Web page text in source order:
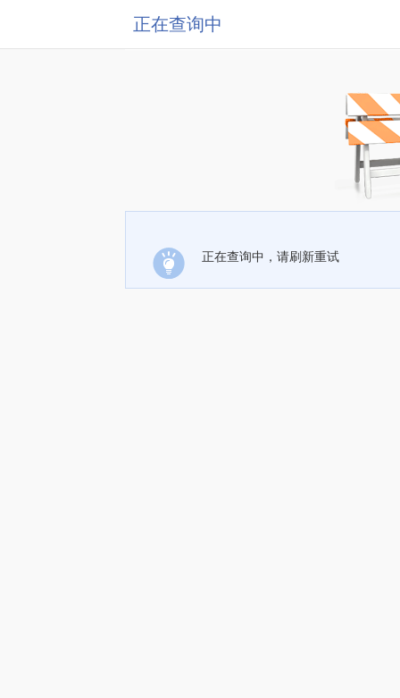
正在查询中
正在查询中，请刷新重试